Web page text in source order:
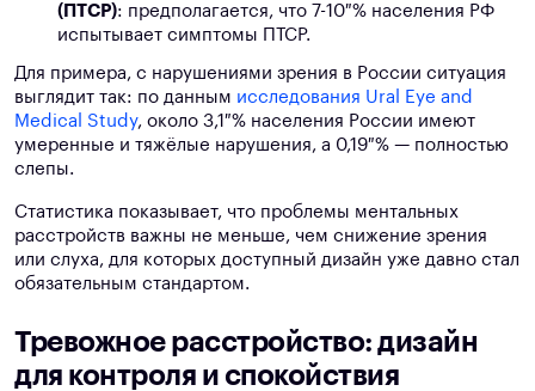
(ПТСР): предполагается, что 7-10 % населения РФ
испытывает симптомы ПТСР.
Для примера, с нарушениями зрения в России ситуация
выглядит так: по данным исследования Ural Eye and
Medical Study, около 3,1 % населения России имеют
умеренные и тяжёлые нарушения, а 0,19 % — полностью
слепы.
Статистика показывает, что проблемы ментальных
расстройств важны не меньше, чем снижение зрения
или слуха, для которых доступный дизайн уже давно стал
обязательным стандартом.
Тревожное расстройство: дизайн
для контроля и спокойствия